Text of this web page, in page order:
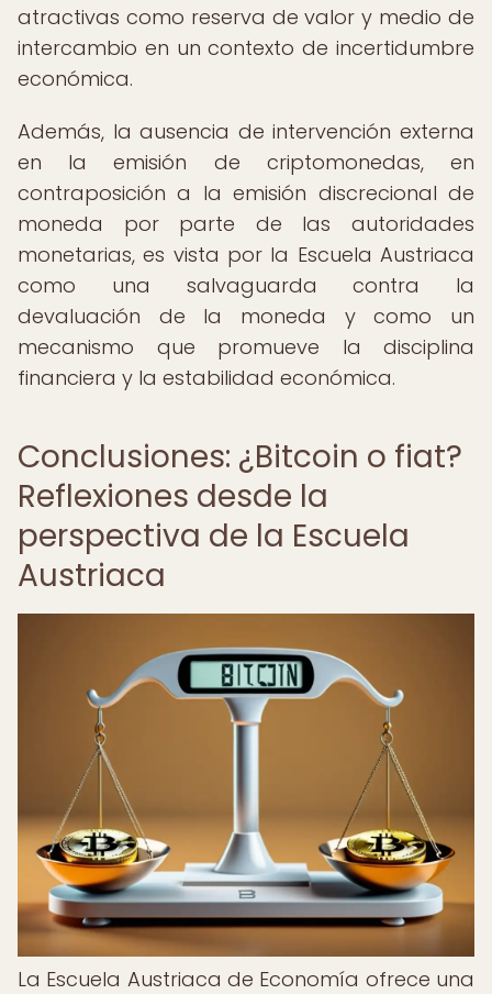
atractivas como reserva de valor y medio de
intercambio en un contexto de incertidumbre
económica.
Además, la ausencia de intervención externa
en la emisión de criptomonedas, en
contraposición a la emisión discrecional de
moneda por parte de las autoridades
monetarias, es vista por la Escuela Austriaca
como una salvaguarda contra la
devaluación de la moneda y como un
mecanismo que promueve la disciplina
financiera y la estabilidad económica.
Conclusiones: ¿Bitcoin o fiat?
Reflexiones desde la
perspectiva de la Escuela
Austriaca
La Escuela Austriaca de Economía ofrece una